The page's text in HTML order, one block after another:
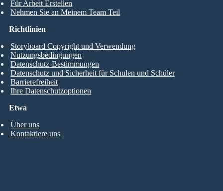
Für Arbeit Erstellen
Nehmen Sie an Meinem Team Teil
Etwa
Über uns
Kontaktiere uns
Richtlinien
Storyboard Copyright und Verwendung
Nutzungsbedingungen
Datenschutz-Bestimmungen
Datenschutz und Sicherheit für Schulen und Schüler
Barrierefreiheit
Ihre Datenschutzoptionen